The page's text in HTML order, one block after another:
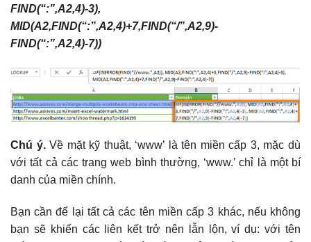
FIND(“:”,A2,4)-3),
MID(A2,FIND(“:”,A2,4)+7,FIND(“/”,A2,9)-
FIND(“:”,A2,4)-7))
Chú ý.Về mặt kỹ thuật, ‘www’ là tên miền cấp 3, mặc dù
với tất cả các trang web bình thường, ‘www.’ chỉ là một bí
danh của miền chính.
Bạn cần để lại tất cả các tên miền cấp 3 khác, nếu không
bạn sẽ khiến các liên kết trở nên lẫn lộn, ví dụ: với tên